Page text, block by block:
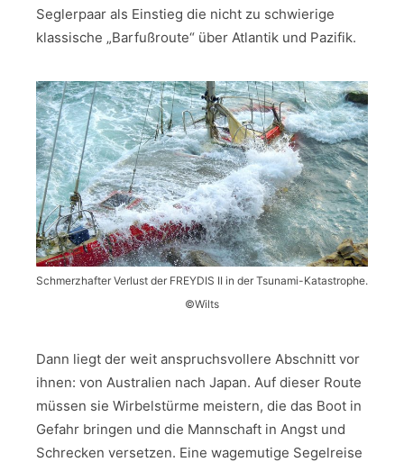
Seglerpaar als Einstieg die nicht zu schwierige
klassische „Barfußroute“ über Atlantik und Pazifik.
Schmerzhafter Verlust der FREYDIS II in der Tsunami-Katastrophe.
©Wilts
Dann liegt der weit anspruchsvollere Abschnitt vor
ihnen: von Australien nach Japan. Auf dieser Route
müssen sie Wirbelstürme meistern, die das Boot in
Gefahr bringen und die Mannschaft in Angst und
Schrecken versetzen. Eine wagemutige Segelreise